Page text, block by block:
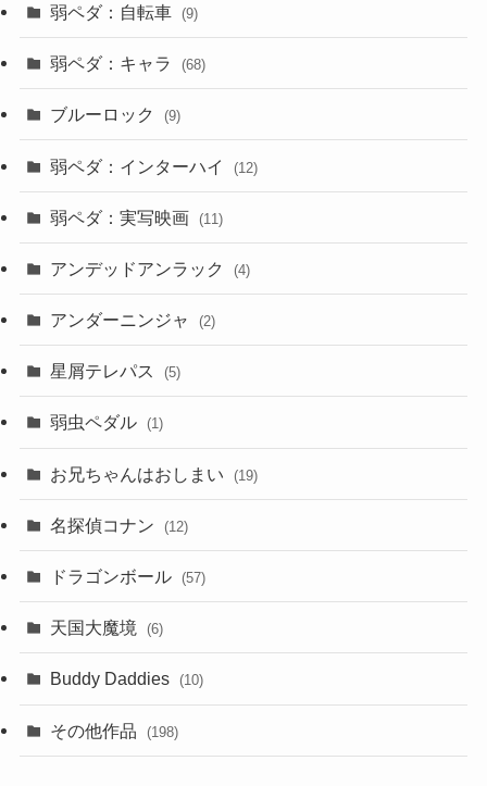
弱ペダ：自転車 (9)
弱ペダ：キャラ (68)
ブルーロック (9)
弱ペダ：インターハイ (12)
弱ペダ：実写映画 (11)
アンデッドアンラック (4)
アンダーニンジャ (2)
星屑テレパス (5)
弱虫ペダル (1)
お兄ちゃんはおしまい (19)
名探偵コナン (12)
ドラゴンボール (57)
天国大魔境 (6)
Buddy Daddies (10)
その他作品 (198)